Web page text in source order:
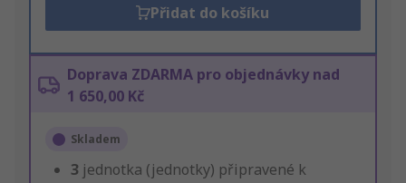
Přidat do košíku
Doprava ZDARMA pro objednávky nad
1 650,00 Kč
Skladem
3 jednotka (jednotky) připravené k